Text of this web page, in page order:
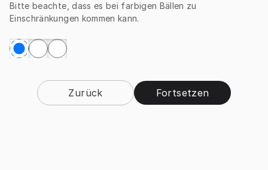
Bitte beachte, dass es bei farbigen Bällen zu
Einschränkungen kommen kann.
Zurück Fortsetzen